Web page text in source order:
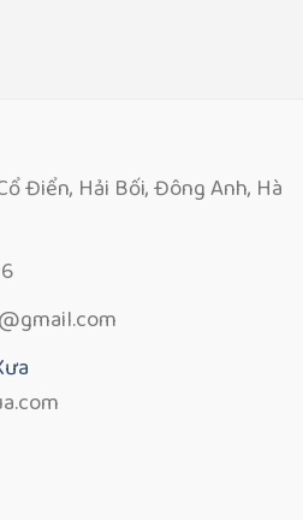
Điển, Hải Bối, Đông Anh, Hà